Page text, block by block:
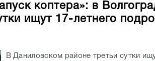
коптера»: в
ищут 17-летнего
В Даниловском районе третьи сутки